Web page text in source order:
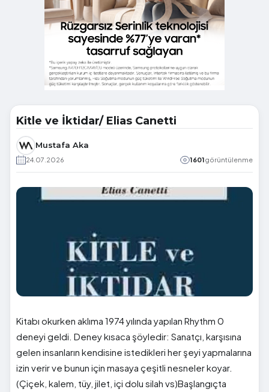
Kitle ve İktidar/ Elias Canetti
Mustafa Aka
24.07.2026 1601görüntülenme
Kitabı okurken aklıma 1974 yılında yapılan Rhythm 0
deneyi geldi. Deney kısaca şöyledir: Sanatçı, karşısına
gelen insanların kendisine istedikleri her şeyi yapmalarına
izin verir ve bunun için masaya çeşitli nesneler koyar.
(Çiçek, kalem, tüy, jilet, içi dolu silah vs)Başlangıçta